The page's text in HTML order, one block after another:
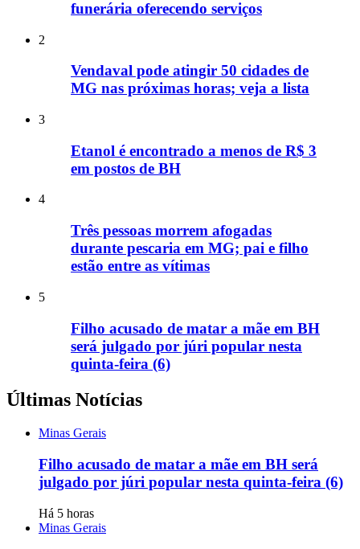
funerária oferecendo serviços
2
Vendaval pode atingir 50 cidades de
MG nas próximas horas; veja a lista
3
Etanol é encontrado a menos de R$ 3
em postos de BH
4
Três pessoas morrem afogadas
durante pescaria em MG; pai e filho
estão entre as vítimas
5
Filho acusado de matar a mãe em BH
será julgado por júri popular nesta
quinta-feira (6)
Últimas Notícias
Minas Gerais
Filho acusado de matar a mãe em BH será
julgado por júri popular nesta quinta-feira (6)
Há 5 horas
Minas Gerais